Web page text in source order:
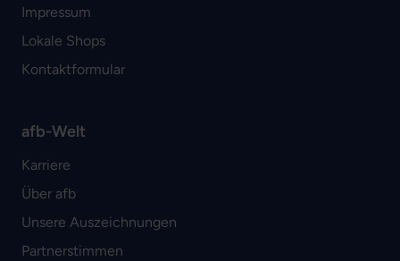
Impressum
Lokale Shops
Kontaktformular
afb-Welt
Karriere
Über afb
Unsere Auszeichnungen
Partnerstimmen